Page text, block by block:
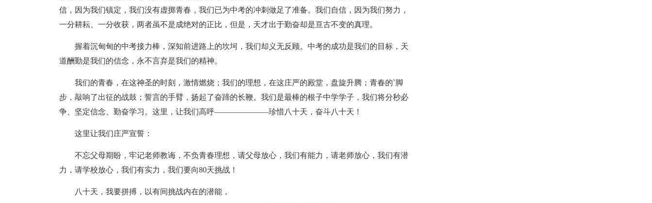
信，因为我们镇定，我们没有虚掷青春，我们已为中考的冲刺做足了准备。我们自信，因为我们努力，
一分耕耘、一分收获，两者虽不是成绝对的正比，但是，天才出于勤奋却是亘古不变的真理。
握着沉甸甸的中考接力棒，深知前进路上的坎坷，我们却义无反顾。中考的成功是我们的目标，天
道酬勤是我们的信念，永不言弃是我们的精神。
我们的青春，在这神圣的时刻，激情燃烧；我们的理想，在这庄严的殿堂，盘旋升腾；青春的`脚
步，敲响了出征的战鼓；誓言的手臂，扬起了奋蹄的长鞭。我们是最棒的根子中学学子，我们将分秒必
争、坚定信念、勤奋学习。这里，让我们高呼———————珍惜八十天，奋斗八十天！
这里让我们庄严宣誓：
不忘父母期盼，牢记老师教诲，不负青春理想，请父母放心，我们有能力，请老师放心，我们有潜
力，请学校放心，我们有实力，我们要向80天挑战！
八十天，我要拼搏，以有间挑战内在的潜能，